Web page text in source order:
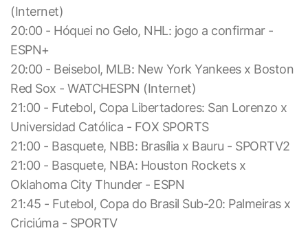
(Internet)
20:00 - Hóquei no Gelo, NHL: jogo a confirmar -
ESPN+
20:00 - Beisebol, MLB: New York Yankees x Boston
Red Sox - WATCHESPN (Internet)
21:00 - Futebol, Copa Libertadores: San Lorenzo x
Universidad Católica - FOX SPORTS
21:00 - Basquete, NBB: Brasília x Bauru - SPORTV2
21:00 - Basquete, NBA: Houston Rockets x
Oklahoma City Thunder - ESPN
21:45 - Futebol, Copa do Brasil Sub-20: Palmeiras x
Criciúma - SPORTV